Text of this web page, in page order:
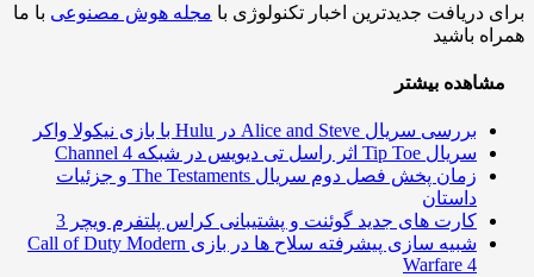
دریافت جدیدترین اخبار تکنولوژی با مجله هوش مصنوعیبا ما
باشید
بیشتر
بررسی سریال Alice and Steve در Hulu با بازی نیکولا واکر
سریال Tip Toe اثر راسل تی دیویس در شبکه Channel 4
زمان پخش فصل دوم سریال The Testaments و جزئیات
داستان
کارت های جدید گوئنت و پشتیبانی کراس پلتفرم ویچر 3
شبیه سازی پیشرفته سلاح ها در بازی Call of Duty Modern
Warfare 4